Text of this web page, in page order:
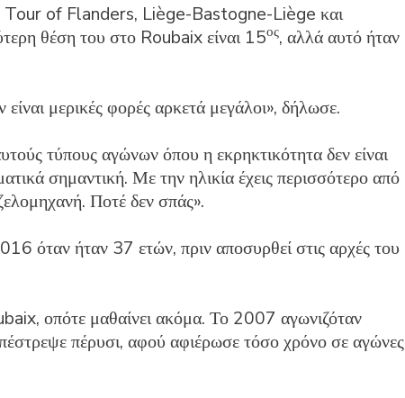
Tour of Flanders, Liège-Bastogne-Liège και
θέση του στο Roubaix είναι 15ος, αλλά αυτό ήταν
μερικές φορές αρκετά μεγάλοι», δήλωσε.
τύπους αγώνων όπου η εκρηκτικότητα δεν είναι
σημαντική. Με την ηλικία έχεις περισσότερο από
Ποτέ δεν σπάς».
όταν ήταν 37 ετών, πριν αποσυρθεί στις αρχές του
οπότε μαθαίνει ακόμα. Το 2007 αγωνιζόταν
πέρυσι, αφού αφιέρωσε τόσο χρόνο σε αγώνες